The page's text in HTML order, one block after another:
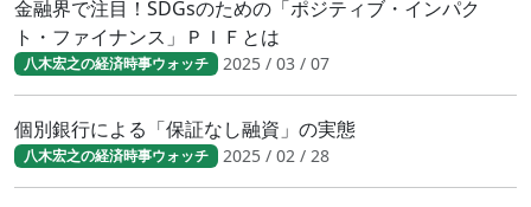
金融界で注目！SDGsのための「ポジティブ・インパク
ト・ファイナンス」ＰＩＦとは
八木宏之の経済時事ウォッチ 2025 / 03 / 07
個別銀行による「保証なし融資」の実態
八木宏之の経済時事ウォッチ 2025 / 02 / 28